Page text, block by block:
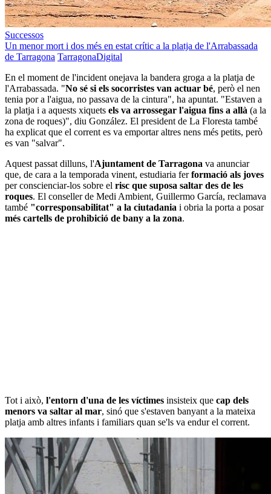
Successos
Un menor mort i dos més en estat crític a la platja de l'Arrabassada
de Tarragona TarragonaDigital
En el moment de l'incident onejava la bandera groga a la platja de
l'Arrabassada. "No sé si els socorristes van actuar bé, però el nen
tenia por a l'aigua, no passava de la cintura", ha apuntat. "Estaven a
la platja i a aquests xiquets els va arrossegar l'aigua fins a allà (a la
zona de roques)", diu González. El president de La Floresta també
ha explicat que el corrent es va emportar altres nens més petits, però
es van "salvar".
Aquest passat dilluns, l'Ajuntament de Tarragona va anunciar
que, de cara a la temporada vinent, estudiaria ferformació als joves
per conscienciar-los sobre el risc que suposa saltar des de les
roques. El conseller de Medi Ambient, Guillermo García, reclamava
també "corresponsabilitat" a la ciutadania i obria la porta a posar
més cartells de prohibició de bany a la zona.
Tot i això, l'entorn d'una de les víctimes insisteix que cap dels
menors va saltar al mar, sinó que s'estaven banyant a la mateixa
platja amb altres infants i familiars quan se'ls va endur el corrent.